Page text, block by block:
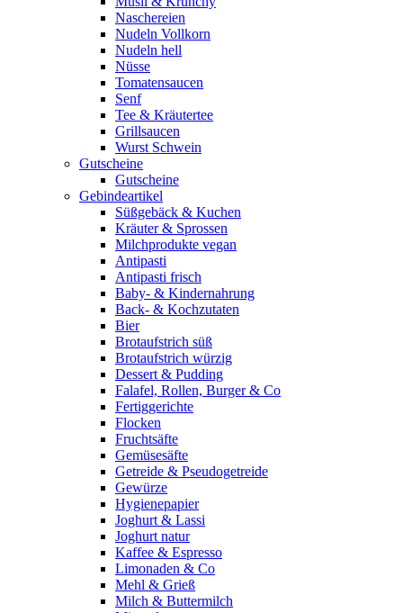
Naschereien
Nudeln Vollkorn
Nudeln hell
Nüsse
Tomatensaucen
Senf
Tee & Kräutertee
Grillsaucen
Wurst Schwein
Gutscheine
Gutscheine
Gebindeartikel
Süßgebäck & Kuchen
Kräuter & Sprossen
Milchprodukte vegan
Antipasti
Antipasti frisch
Baby- & Kindernahrung
Back- & Kochzutaten
Bier
Brotaufstrich süß
Brotaufstrich würzig
Dessert & Pudding
Falafel, Rollen, Burger & Co
Fertiggerichte
Flocken
Fruchtsäfte
Gemüsesäfte
Getreide & Pseudogetreide
Gewürze
Hygienepapier
Joghurt & Lassi
Joghurt natur
Kaffee & Espresso
Limonaden & Co
Mehl & Grieß
Milch & Buttermilch